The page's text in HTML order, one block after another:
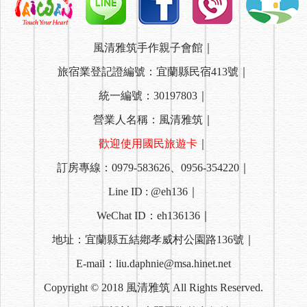
風清雅筑手作親子會館｜
旅宿業登記證編號：宜蘭縣民宿413號｜
統一編號：30197803｜
營業人名稱：風清雅筑｜
歡迎使用國民旅遊卡
訂房專線：0979-583626、0956-354220｜
Line ID : @eh136｜
WeChat ID：eh136136｜
地址：宜蘭縣五結鄕孝威村公園路136號｜
E-mail：liu.daphnie@msa.hinet.net
Copyright © 2018 風清雅筑 All Rights Reserved.